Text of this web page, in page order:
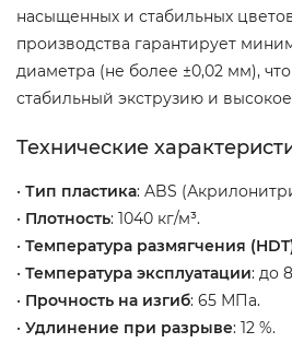
насыщенных и стабильных
производства гарантирует
диаметра (не более ±0,02 мм),
стабильный экструзию и высокое
Технические
• Тип пластика: ABS
• Плотность: 1040 кг/м³.
• Температура размягчения
• Температура эксплуатации: до
• Прочность на изгиб: 65 МПа.
• Удлинение при разрыве: 12 %.